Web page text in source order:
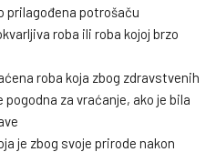
prilagođena potrošaču
roba ili roba kojoj brzo
roba koja zbog zdravstvenih
za vraćanje, ako je bila
je zbog svoje prirode nakon